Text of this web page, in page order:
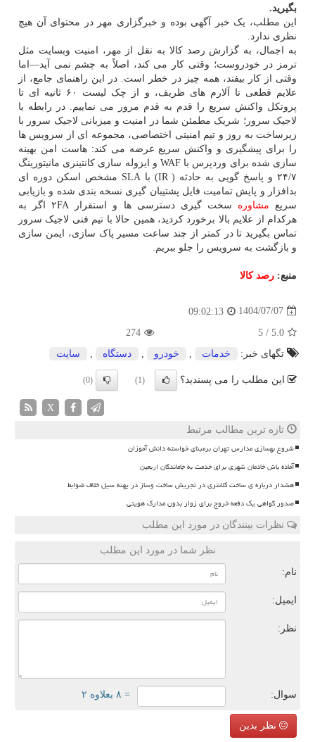
بگیرید.
این مطلب، یک خبر آگهی بوده و خبرگزاری مهر در محتوای آن هیچ
نظری ندارد.
به اجمال، به گزارش رصد کالا به نقل از مهر، امنیت وبسایت مثل
ترمز در خودروست؛ وقتی کار می کند، اصلاً به چشم نمی آید—اما
وقتی از کار بیفتد، همه چیز در خطر است. در این راهنمای جامع، از
علایم قطعی تا آلارم های ظریف، و از چک لیست ۶۰ ثانیه ای تا
پروتکل واکنش سریع را قدم به قدم مرور می نماییم. در رابطه با
لاجیک سرور؛ شریک مطمئن شما در امنیت و میزبانی لاجیک سرور با
زیرساخت به روز و تیم امنیتی اختصاصی، مجموعه ای از سرویس ها
را برای پیشگیری و واکنش سریع عرضه می کند: هاست امن بهینه
سازی شده برای وردپرس با WAF و ایزوله سازی کانتینری مانیتورینگ
۲۴/۷ و پاسخ گویی به حادثه ( IR) با SLA مشخص اسکن دوره ای
بدافزار و پایش تمامیت فایل پشتیبان گیری نسخه بندی شده و بازیابی
سریع مشاوره
سخت گیری دسترسی ها و استقرار ۲FA اگر به
هرکدام از علایم بالا برخورد کردید، همین حالا با تیم فنی لاجیک سرور
تماس بگیرید تا در کمتر از چند ساعت مسیر پاک سازی، ایمن سازی
و بازگشت به سرویس را جلو ببریم.
منبع: رصد كالا
1404/07/07
09:02:13
5.0
/
5
274
تگهای خبر:
خدمات خودرو دستگاه سایت
این مطلب را می پسندید؟ (1)
(0)
X
تازه ترین مطالب مرتبط
شروع بهسازی مدارس تهران برمبنای خواسته دانش آموزان
آماده باش خادمان شهری برای خدمت به جاماندگان اربعین
هشدار درباره ی ساخت کلانتری در تجریش ساخت وساز در پهنه سیل خلاف ضوابط
صدور گواهی یک دفعه خروج برای زوار بدون مدارک هویتی
نظرات بینندگان در مورد این مطلب
نظر شما در مورد این مطلب
نام:
ایمیل:
نظر:
سوال: = ۸ بعلاوه ۲
نظر بدین